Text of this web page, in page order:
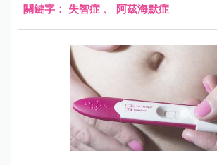
關鍵字： 失智症 、 阿茲海默症